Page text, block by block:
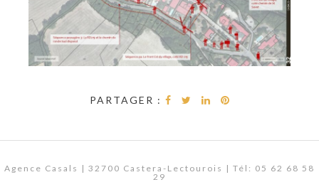
PARTAGER :
Agence Casals | 32700 Castera-Lectourois | Tél: 05 62 68 58
29